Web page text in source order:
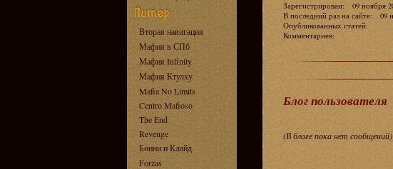
Вторая навигация
Мафия в СПб
Мафия Infinity
Мафия Ктулху
Mafia No Limits
Centro Mafioso
The End
Revenge
Бонни и Клайд
Forzas
Зарегистрирован: 09 ноября
В последний раз на сайте: 09
Опубликованных статей:
Комментариев:
Блог пользователя
(В блоге пока нет сообщений)